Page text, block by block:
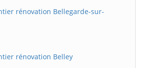
rénovation Bellegarde-sur-
rénovation Belley